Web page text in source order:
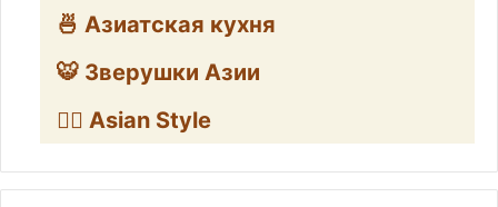
🍜 Азиатская кухня
🐯 Зверушки Азии
🧛‍♂️ Asian Style